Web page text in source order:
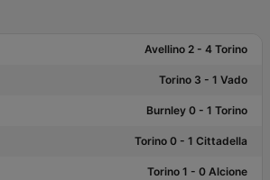
Avellino 2 - 4 Torino
Torino 3 - 1 Vado
Burnley 0 - 1 Torino
Torino 0 - 1 Cittadella
Torino 1 - 0 Alcione